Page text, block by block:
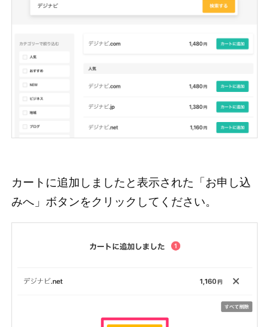
カートに追加しましたと表示された「お申し込
みへ」ボタンをクリックしてください。